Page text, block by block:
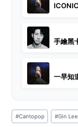
手繪黑
一早知
Post
Tags:
#Cantopop #Gin